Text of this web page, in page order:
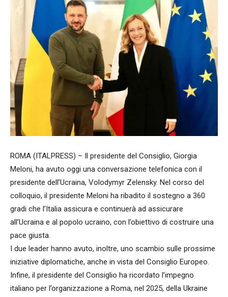
ROMA (ITALPRESS) – Il presidente del Consiglio, Giorgia
Meloni, ha avuto oggi una conversazione telefonica con il
presidente dell’Ucraina, Volodymyr Zelensky. Nel corso del
colloquio, il presidente Meloni ha ribadito il sostegno a 360
gradi che l’Italia assicura e continuerà ad assicurare
all’Ucraina e al popolo ucraino, con l’obiettivo di costruire una
pace giusta.
I due leader hanno avuto, inoltre, uno scambio sulle prossime
iniziative diplomatiche, anche in vista del Consiglio Europeo.
Infine, il presidente del Consiglio ha ricordato l’impegno
italiano per l’organizzazione a Roma, nel 2025, della Ukraine